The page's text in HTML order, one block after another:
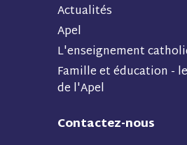
Actualités
Apel
L'enseignement
Famille et éducation -
de l'Apel
Contactez-nous